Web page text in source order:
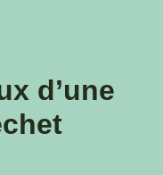
d’une